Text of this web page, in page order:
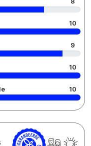
10
9
10
10